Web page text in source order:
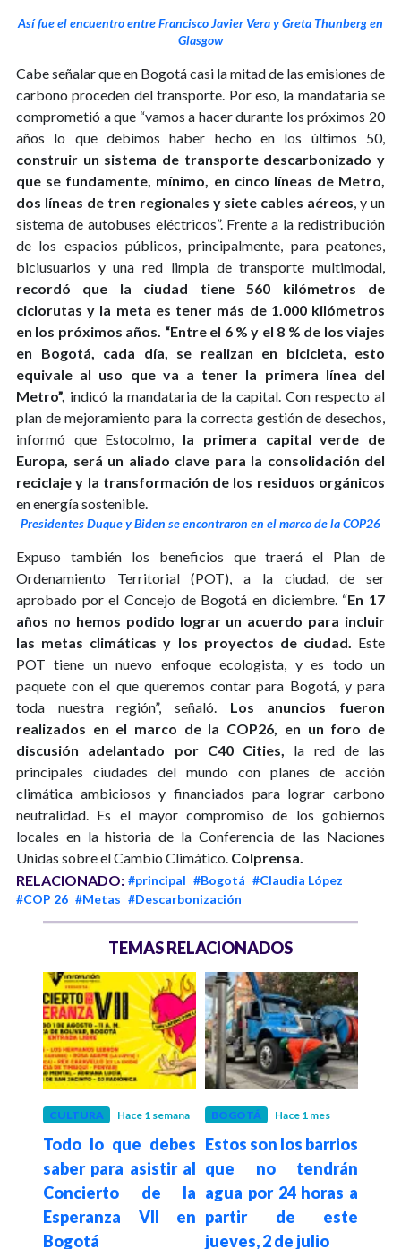
Así fue el encuentro entre Francisco Javier Vera y Greta Thunberg en
Glasgow
Cabe señalar que en Bogotá casi la mitad de las emisiones de
carbono proceden del transporte. Por eso, la mandataria se
comprometió a que “vamos a hacer durante los próximos 20
años lo que debimos haber hecho en los últimos 50,
construir un sistema de transporte descarbonizado y
que se fundamente, mínimo, en cinco líneas de Metro,
dos líneas de tren regionales y siete cables aéreos, y un
sistema de autobuses eléctricos”. Frente a la redistribución
de los espacios públicos, principalmente, para peatones,
biciusuarios y una red limpia de transporte multimodal,
recordó que la ciudad tiene 560 kilómetros de
ciclorutas y la meta es tener más de 1.000 kilómetros
en los próximos años. “Entre el 6 % y el 8 % de los viajes
en Bogotá, cada día, se realizan en bicicleta, esto
equivale al uso que va a tener la primera línea del
Metro”, indicó la mandataria de la capital. Con respecto al
plan de mejoramiento para la correcta gestión de desechos,
informó que Estocolmo, la primera capital verde de
Europa, será un aliado clave para la consolidación del
reciclaje y la transformación de los residuos orgánicos
en energía sostenible.
Presidentes Duque y Biden se encontraron en el marco de la COP26
Expuso también los beneficios que traerá el Plan de
Ordenamiento Territorial (POT), a la ciudad, de ser
aprobado por el Concejo de Bogotá en diciembre. “En 17
años no hemos podido lograr un acuerdo para incluir
las metas climáticas y los proyectos de ciudad. Este
POT tiene un nuevo enfoque ecologista, y es todo un
paquete con el que queremos contar para Bogotá, y para
toda nuestra región”, señaló. Los anuncios fueron
realizados en el marco de la COP26, en un foro de
discusión adelantado por C40 Cities, la red de las
principales ciudades del mundo con planes de acción
climática ambiciosos y financiados para lograr carbono
neutralidad. Es el mayor compromiso de los gobiernos
locales en la historia de la Conferencia de las Naciones
Unidas sobre el Cambio Climático. Colprensa.
RELACIONADO: #principal #Bogotá #Claudia López
#COP 26 #Metas #Descarbonización
TEMAS RELACIONADOS
CULTURA Hace 1 semana
Todo lo que debes
saber para asistir al
Concierto de la
Esperanza VII en
Bogotá
BOGOTÁ Hace 1 mes
Estos son los barrios
que no tendrán
agua por 24 horas a
partir de este
jueves, 2 de julio